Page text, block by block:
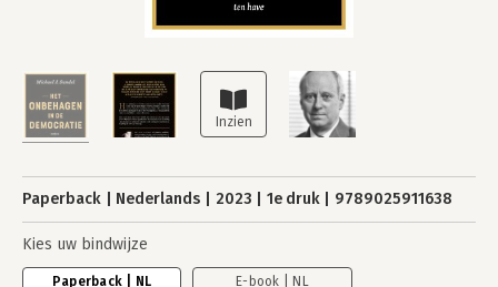
Paperback Nederlands 2023 1e druk 9789025911638
Kies uw bindwijze
Paperback | NL E-book | NL